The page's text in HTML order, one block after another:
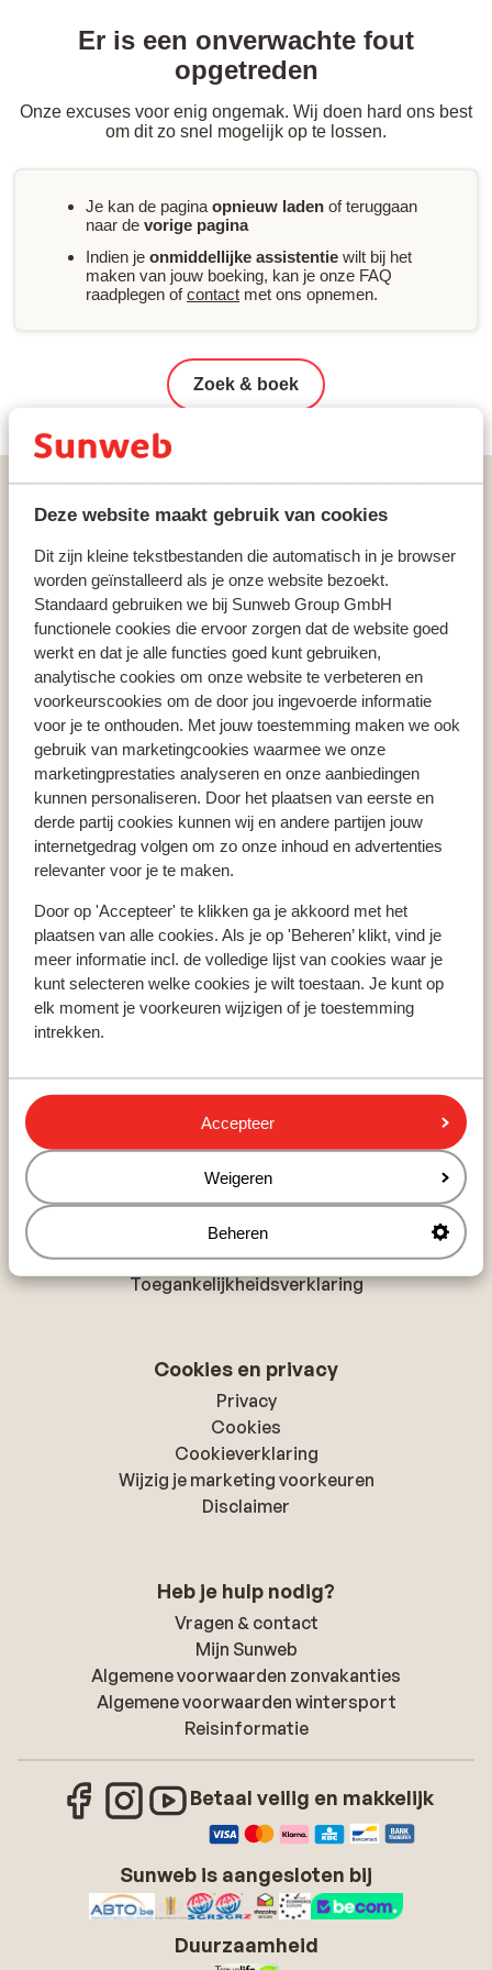
Deze website maakt gebruik van cookies
Dit zijn kleine tekstbestanden die automatisch in je browser
worden geïnstalleerd als je onze website bezoekt.
Standaard gebruiken we bij Sunweb Group GmbH
functionele cookies die ervoor zorgen dat de website goed
werkt en dat je alle functies goed kunt gebruiken,
analytische cookies om onze website te verbeteren en
voorkeurscookies om de door jou ingevoerde informatie
voor je te onthouden. Met jouw toestemming maken we ook
gebruik van marketingcookies waarmee we onze
marketingprestaties analyseren en onze aanbiedingen
kunnen personaliseren. Door het plaatsen van eerste en
derde partij cookies kunnen wij en andere partijen jouw
internetgedrag volgen om zo onze inhoud en advertenties
relevanter voor je te maken.
Door op 'Accepteer' te klikken ga je akkoord met het
plaatsen van alle cookies. Als je op 'Beheren’ klikt, vind je
meer informatie incl. de volledige lijst van cookies waar je
kunt selecteren welke cookies je wilt toestaan. Je kunt op
elk moment je voorkeuren wijzigen of je toestemming
intrekken.
Accepteer
Weigeren
Beheren
Er is een onverwachte fout
opgetreden
Onze excuses voor enig ongemak. Wij doen hard ons best
om dit zo snel mogelijk op te lossen.
Je kan de pagina opnieuw laden of teruggaan
naar de vorige pagina
Indien je onmiddellijke assistentie wilt bij het
maken van jouw boeking, kan je onze FAQ
raadplegen ofcontact met ons opnemen.
Zoek & boek
Home Vakantie Griekenland Rhodos
Lindos
Aulus Lindos Rhodes, Curio Collection by Hilton
Populaire landen
Spanje
Griekenland
Egypte
Populaire regio's
Kreta
Gran Canaria
Populaire bestemmingen
Marsa Alam
Over Sunweb
Over Sunweb
Verantwoord op vakantie
Vacatures
Pers & media
Toegankelijkheidsverklaring
Cookies en privacy
Privacy
Cookies
Cookieverklaring
Wijzig je marketing voorkeuren
Disclaimer
Heb je hulp nodig?
Vragen & contact
Mijn Sunweb
Algemene voorwaarden zonvakanties
Algemene voorwaarden wintersport
Reisinformatie
Betaal veilig en makkelijk
Sunweb is aangesloten bij
Duurzaamheid